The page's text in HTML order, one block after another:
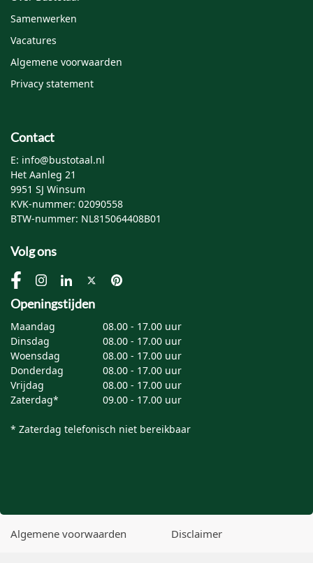
Samenwerken
Vacatures
Algemene voorwaarden
Privacy statement
Contact
E: info@bustotaal.nl
Het Aanleg 21
9951 SJ Winsum
KVK-nummer: 02090558
BTW-nummer: NL815064408B01
Volg ons
Openingstijden
Maandag
08.00 - 17.00 uur
Dinsdag
08.00 - 17.00 uur
Woensdag
08.00 - 17.00 uur
Donderdag
08.00 - 17.00 uur
Vrijdag
08.00 - 17.00 uur
Zaterdag*
09.00 - 17.00 uur
* Zaterdag telefonisch niet bereikbaar
Algemene voorwaarden Disclaimer